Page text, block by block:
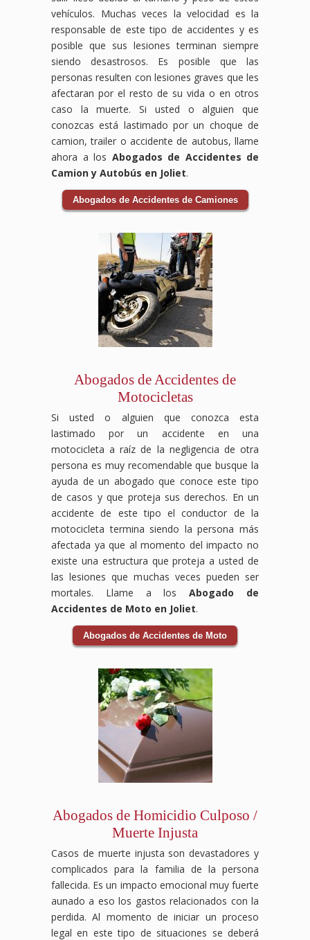
la
compensación
accidente
de
bicicleta
que
te
corresponden.
vehículos. Muchas veces la velocidad es la
responsable de este tipo de accidentes y es
posible que sus lesiones terminan siempre
siendo desastrosos. Es posible que las
personas resulten con lesiones graves que les
afectaran por el resto de su vida o en otros
caso la muerte. Si usted o alguien que
conozcas está lastimado por un choque de
camion, trailer o accidente de autobus, llame
ahora a los Abogados de Accidentes de
Camion y Autobús en Joliet.
Abogados de Accidentes de Camiones
Abogados de Accidentes de
Motocicletas
Si usted o alguien que conozca esta
lastimado por un accidente en una
motocicleta a raíz de la negligencia de otra
persona es muy recomendable que busque la
ayuda de un abogado que conoce este tipo
de casos y que proteja sus derechos. En un
accidente de este tipo el conductor de la
motocicleta termina siendo la persona más
afectada ya que al momento del impacto no
existe una estructura que proteja a usted de
las lesiones que muchas veces pueden ser
mortales. Llame a losAbogado de
Accidentes de Moto en Joliet.
Abogados de Accidentes de Moto
Abogados de Homicidio Culposo /
Muerte Injusta
Casos de muerte injusta son devastadores y
complicados para la familia de la persona
fallecida. Es un impacto emocional muy fuerte
aunado a eso los gastos relacionados con la
perdida. Al momento de iniciar un proceso
legal en este tipo de situaciones se deberá